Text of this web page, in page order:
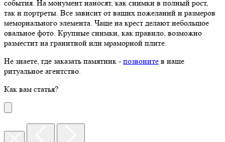
события. На монумент наносят, как снимки в полный рост,
так и портреты. Все зависит от ваших пожеланий и размеров
мемориального элемента. Чаще на крест делают небольшое
овальное фото. Крупные снимки, как правило, возможно
разместит на гранитной или мраморной плите.
Не знаете, где заказать памятник - позвоните в наше
ритуальное агентство.
Как вам статья?